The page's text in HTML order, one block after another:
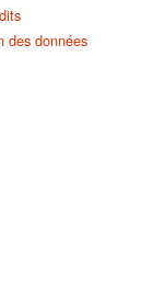
des données